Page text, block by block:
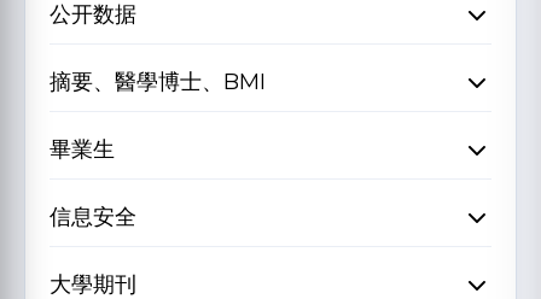
公开数据
摘要、醫學博士、BMI
畢業生
信息安全
大學期刊